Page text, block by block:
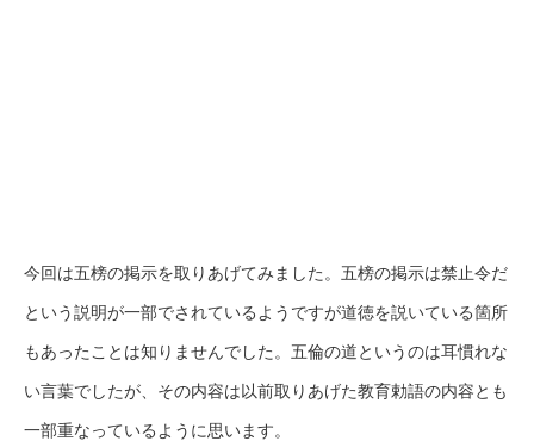
今回は五榜の掲示を取りあげてみました。五榜の掲示は禁止令だ
という説明が一部でされているようですが道徳を説いている箇所
もあったことは知りませんでした。五倫の道というのは耳慣れな
い言葉でしたが、その内容は以前取りあげた教育勅語の内容とも
一部重なっているように思います。